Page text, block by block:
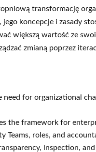
transformację
koncepcje i zasady
większą wartość ze
zmianą poprzez
for organizational
the framework for
Teams, roles, and
inspection,